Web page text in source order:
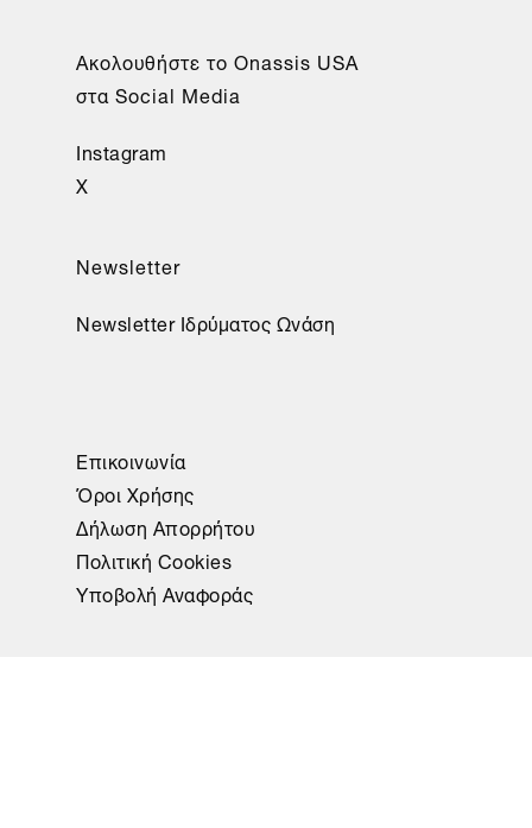
Aκολουθήστε το Onassis USA
στα Social Media
Instagram
X
Newsletter
Newsletter Ιδρύματος Ωνάση
Επικοινωνία
Όροι Χρήσης
Δήλωση Απορρήτου
Πολιτική Cookies
Υποβολή Αναφοράς